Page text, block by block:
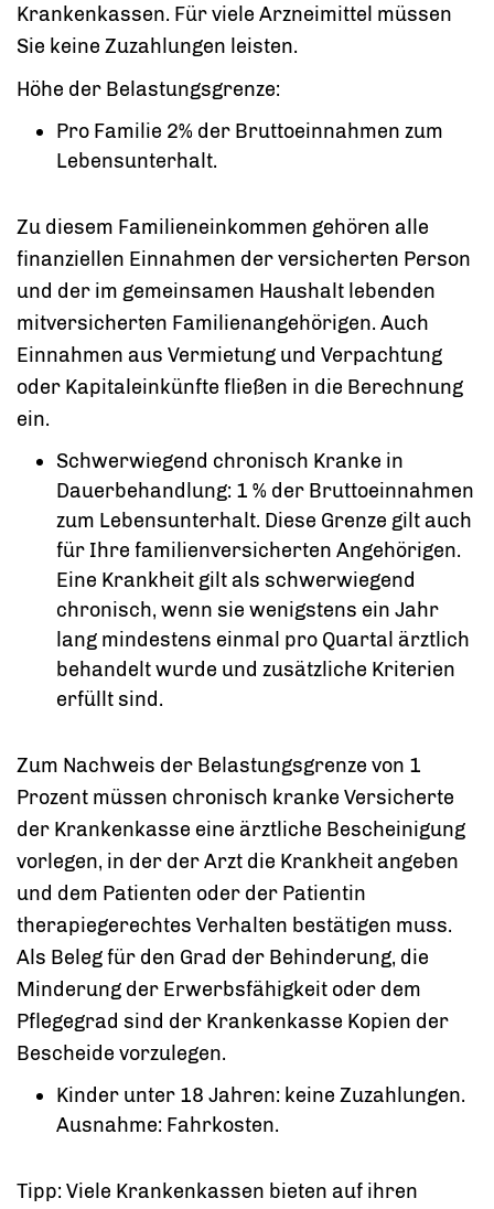
Krankenkassen. Für viele Arzneimittel müssen
Sie keine Zuzahlungen leisten.
Höhe der Belastungsgrenze:
Pro Familie 2% der Bruttoeinnahmen zum
Lebensunterhalt.
Zu diesem Familieneinkommen gehören alle
finanziellen Einnahmen der versicherten Person
und der im gemeinsamen Haushalt lebenden
mitversicherten Familienangehörigen. Auch
Einnahmen aus Vermietung und Verpachtung
oder Kapitaleinkünfte fließen in die Berechnung
ein.
Schwerwiegend chronisch Kranke in
Dauerbehandlung: 1 % der Bruttoeinnahmen
zum Lebensunterhalt. Diese Grenze gilt auch
für Ihre familienversicherten Angehörigen.
Eine Krankheit gilt als schwerwiegend
chronisch, wenn sie wenigstens ein Jahr
lang mindestens einmal pro Quartal ärztlich
behandelt wurde und zusätzliche Kriterien
erfüllt sind.
Zum Nachweis der Belastungsgrenze von 1
Prozent müssen chronisch kranke Versicherte
der Krankenkasse eine ärztliche Bescheinigung
vorlegen, in der der Arzt die Krankheit angeben
und dem Patienten oder der Patientin
therapiegerechtes Verhalten bestätigen muss.
Als Beleg für den Grad der Behinderung, die
Minderung der Erwerbsfähigkeit oder dem
Pflegegrad sind der Krankenkasse Kopien der
Bescheide vorzulegen.
Kinder unter 18 Jahren: keine Zuzahlungen.
Ausnahme: Fahrkosten.
Tipp: Viele Krankenkassen bieten auf ihren